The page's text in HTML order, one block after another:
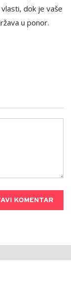
dok je vaše
u ponor.
KOMENTAR